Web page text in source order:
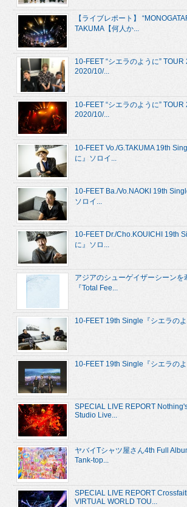
【ライブレポート】
TAKUMA【何人か...
10-FEET “シエラのように”
2020/10/...
10-FEET “シエラのように”
2020/10/...
10-FEET Vo./G.TAKUMA 19th
に』ソロイ...
10-FEET Ba./Vo.NAOKI 19th
ソロイ...
10-FEET Dr./Cho.KOUICHI 19th
に』ソロ...
アジアのシューゲイザーシーンを
『Total Fee...
10-FEET 19th Single『シエラの
10-FEET 19th Single『シエラの
SPECIAL LIVE REPORT
Studio Live...
ヤバイTシャツ屋さん4th Full
Tank-top...
SPECIAL LIVE REPORT
VIRTUAL WORLD TOU...